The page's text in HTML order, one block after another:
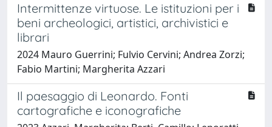
Intermittenze virtuose. Le istituzioni per i
beni archeologici, artistici, archivistici e
librari
2024 Mauro Guerrini; Fulvio Cervini; Andrea Zorzi;
Fabio Martini; Margherita Azzari
Il paesaggio di Leonardo. Fonti
cartografiche e iconografiche